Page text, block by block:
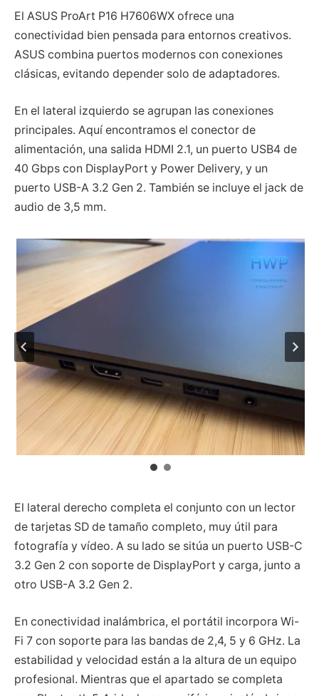
El ASUS ProArt P16 H7606WX ofrece una
conectividad bien pensada para entornos creativos.
ASUS combina puertos modernos con conexiones
clásicas, evitando depender solo de adaptadores.
En el lateral izquierdo se agrupan las conexiones
principales. Aquí encontramos el conector de
alimentación, una salida HDMI 2.1, un puerto USB4 de
40 Gbps con DisplayPort y Power Delivery, y un
puerto USB-A 3.2 Gen 2. También se incluye el jack de
audio de 3,5 mm.
El lateral derecho completa el conjunto con un lector
de tarjetas SD de tamaño completo, muy útil para
fotografía y vídeo. A su lado se sitúa un puerto USB-C
3.2 Gen 2 con soporte de DisplayPort y carga, junto a
otro USB-A 3.2 Gen 2.
En conectividad inalámbrica, el portátil incorpora Wi-
Fi 7 con soporte para las bandas de 2,4, 5 y 6 GHz. La
estabilidad y velocidad están a la altura de un equipo
profesional. Mientras que el apartado se completa